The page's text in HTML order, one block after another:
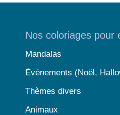
Nos coloriages pour
Mandalas
Événements (Noël,
Thèmes divers
Animaux